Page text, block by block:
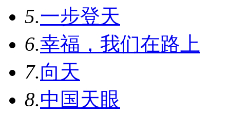
5.一步登天
6.幸福，我们在路上
7.向天
8.中国天眼